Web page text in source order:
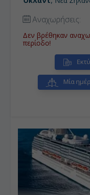
διαβίωσης
παγκοσμίως, ενώ
Intelligence το
πλέον βιώσιμες
• Κόλπος των
δημοφιλείς
καθώς και
Όπερα του Σύδνεϋ'
κτήρια του 20ού
διασημότερους
Αναχωρήσεις:
Δεν βρέθηκαν
περίοδο!
Μία